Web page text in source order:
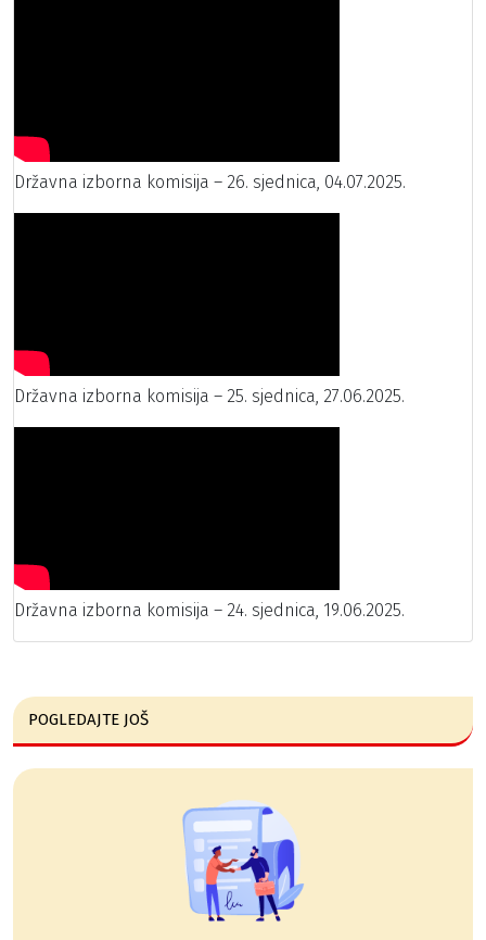
Državna izborna komisija – 26. sjednica, 04.07.2025.
Državna izborna komisija – 25. sjednica, 27.06.2025.
Državna izborna komisija – 24. sjednica, 19.06.2025.
POGLEDAJTE JOŠ